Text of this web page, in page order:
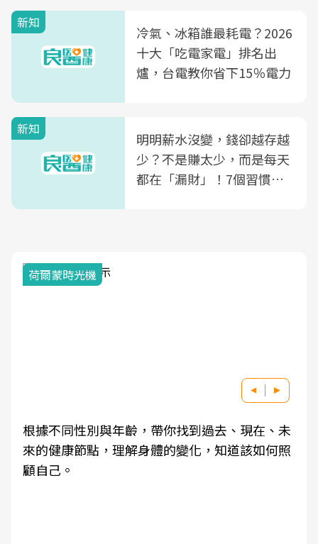
光田醫院建構360度女性健
康照護生態圈
新知
冷氣、冰箱誰最耗電？2026
十大「吃電家電」排名出
爐，台電教你省下15％電力
新知
明明薪水沒變，錢卻越存越
少？不是賺太少，而是每天
都在「漏財」！7個習慣一
2025健檢服務大調查
因應超高齡社會來臨，良醫健康網推動「2025年
健檢服務大調查」，以倡議健康促進為目的，深
耕健康篩檢之於台灣民眾健康的關鍵角色，並透